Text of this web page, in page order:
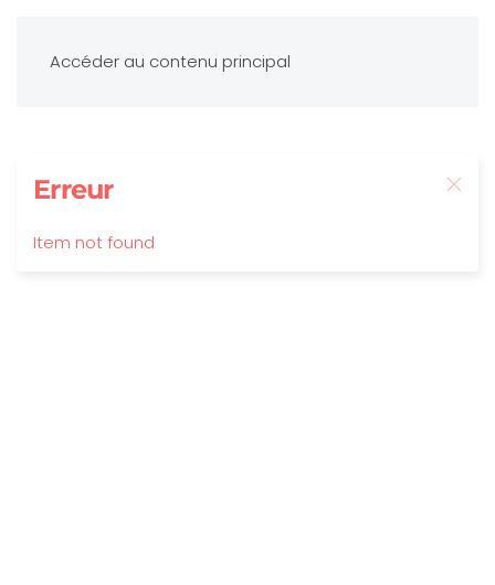
Accéder au contenu principal
Erreur
Item not found